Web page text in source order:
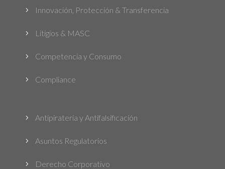
5 Innovación, Protección & Transferencia
5 Litigios & MASC
5 Competencia y Consumo
5 Compliance
5 Antipiratería y Antifalsificación
5 Asuntos Regulatorios
5 Derecho Corporativo